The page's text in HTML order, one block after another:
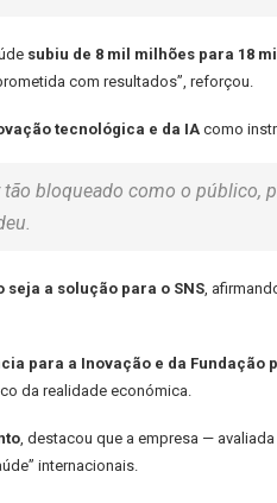
subiu de 8 mil milhões para 18
com resultados”, reforçou.
tecnológica e da IA como
bloqueado como o
seja a solução para o SNS,
para a Inovação e da Fundação
da realidade económica.
, destacou que a empresa — avaliada
internacionais.